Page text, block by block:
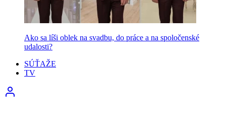
Ako sa líši oblek na svadbu, do práce a na spoločenské
udalosti?
SÚŤAŽE
TV